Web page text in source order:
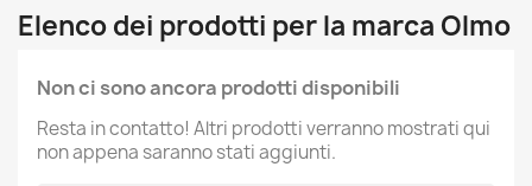
Elenco dei prodotti per la marca Olmo
Non ci sono ancora prodotti disponibili
Resta in contatto! Altri prodotti verranno mostrati qui
non appena saranno stati aggiunti.